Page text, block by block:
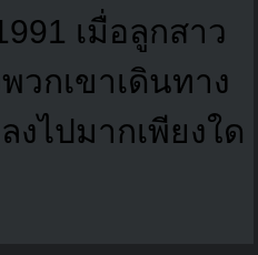
เมื่อลูกสาว
กเขาเดินทาง
งไปมากเพียงใด